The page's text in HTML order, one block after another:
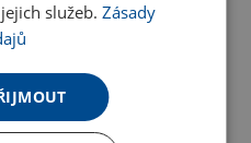
služeb.Zásady